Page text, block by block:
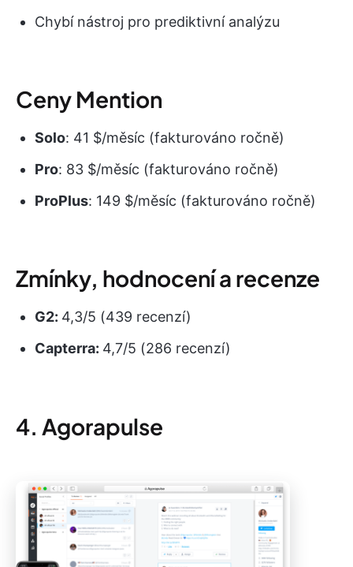
Chybí nástroj pro prediktivní analýzu
Ceny Mention
Solo: 41 $/měsíc (fakturováno ročně)
Pro: 83 $/měsíc (fakturováno ročně)
ProPlus: 149 $/měsíc (fakturováno ročně)
Zmínky, hodnocení a recenze
G2: 4,3/5 (439 recenzí)
Capterra: 4,7/5 (286 recenzí)
4. Agorapulse